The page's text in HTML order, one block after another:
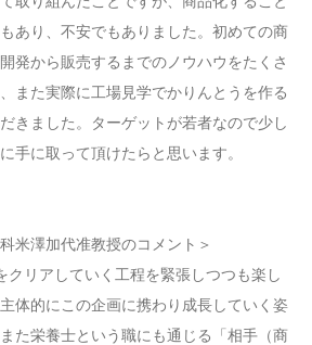
あり、不安でもありました。初めての商
発から販売するまでのノウハウをたくさ
また実際に工場見学でかりんとうを作る
きました。ターゲットが若者なので少し
手に取って頂けたらと思います。
米澤加代准教授のコメント＞
リアしていく工程を緊張しつつも楽し
体的にこの企画に携わり成長していく姿
た栄養士という職にも通じる「相手（商